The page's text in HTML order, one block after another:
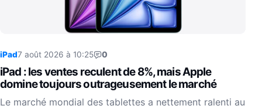
iPad7 août 2026 à 10:25 0
iPad : les ventes reculent de 8%, mais Apple
domine toujours outrageusement le marché
Le marché mondial des tablettes a nettement ralenti au